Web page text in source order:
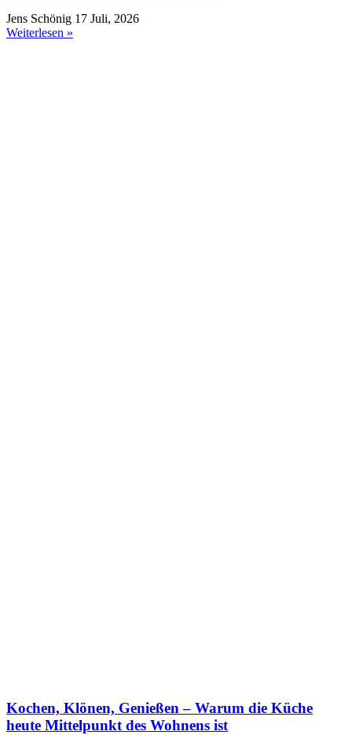
Jens Schönig 17 Juli, 2026
Weiterlesen »
Kochen, Klönen, Genießen – Warum die Küche
heute Mittelpunkt des Wohnens ist